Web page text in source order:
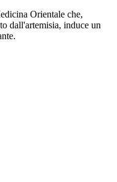
Orientale che,
dall'artemisia, induce un